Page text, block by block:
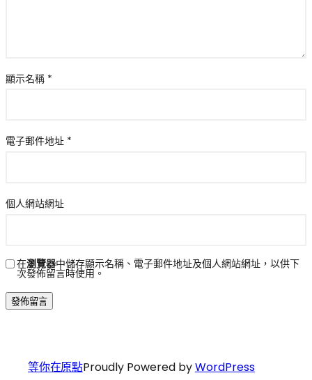
顯示名稱 *
電子郵件地址 *
個人網站網址
在瀏覽器中儲存顯示名稱、電子郵件地址及個人網站網址，以供下
次發佈留言時使用。
等你在原點Proudly Powered byWordPress